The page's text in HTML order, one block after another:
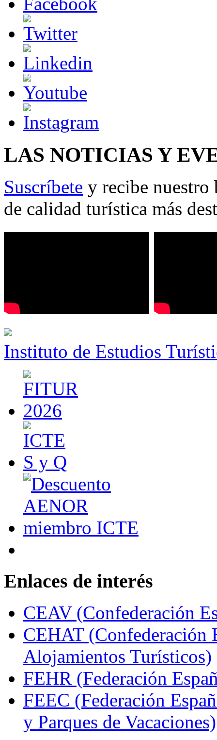
LAS NOTICIAS Y
Suscríbete y recibe nuestro
de calidad turística más
Instituto de Estudios
Enlaces de interés
CEAV (Confederación
CEHAT (Confederación
Alojamientos Turísticos)
FEHR (Federación
FEEC (Federación
y Parques de Vacaciones)